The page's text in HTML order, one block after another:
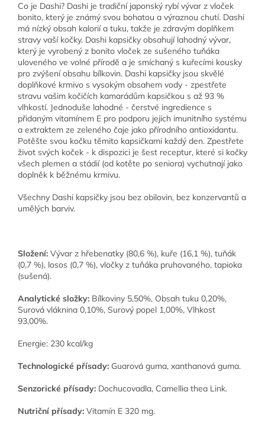
Co je Dashi? Dashi je tradiční japonský rybí vývar z vloček
bonito, který je známý svou bohatou a výraznou chutí. Dashi
má nízký obsah kalorií a tuku, takže je zdravým doplňkem
stravy vaší kočky. Dashi kapsičky obsahují lahodný vývar,
který je vyrobený z bonito vloček ze sušeného tuňáka
uloveného ve volné přírodě a je smíchaný s kuřecími kousky
pro zvýšení obsahu bílkovin. Dashi kapsičky jsou skvělé
doplňkové krmivo s vysokým obsahem vody - zpestřete
stravu vašim kočičích kamarádům kapsičkou s až 93 %
vlhkostí. Jednoduše lahodné - čerstvé ingredience s
přidaným vitamínem E pro podporu jejich imunitního systému
a extraktem ze zeleného čaje jako přírodního antioxidantu.
Potěšte svou kočku těmito kapsičkami každý den. Zpestřete
život svých koček - k dispozici je šest receptur, které si kočky
všech plemen a stádií (od kotěte po seniora) vychutnají jako
doplněk k běžnému krmivu.
Všechny Dashi kapsičky jsou bez obilovin, bez konzervantů a
umělých barviv.
Složení: Vývar z hřebenatky (80,6 %), kuře (16,1 %), tuňák
(0,7 %), losos (0,7 %), vločky z tuňáka pruhovaného, tapioka
(sušená).
Analytické složky: Bílkoviny 5,50%, Obsah tuku 0,20%,
Surová vláknina 0,10%, Surový popel 1,00%, Vlhkost
93,00%.
Energie: 230 kcal/kg
Technologické přísady: Guarová guma, xanthanová guma.
Senzorické přísady: Dochucovadla, Camellia thea Link.
Nutriční přísady: Vitamín E 320 mg.